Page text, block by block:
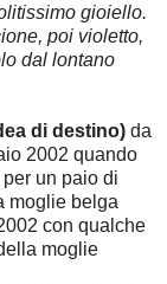
gioiello.
poi violetto,
dal lontano
di destino) da
2002 quando
un paio di
moglie belga
con qualche
moglie